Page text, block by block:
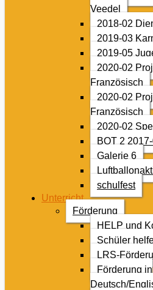
Veedel
2018-02
2019-03
2019-05
2020-02
Französisch
2020-02
Französisch
2020-02
BOT 2
Galerie 6
schulfest
Unterricht
Förderung
HELP und
Schüler
LRS-
Förderung in
Deutsch/